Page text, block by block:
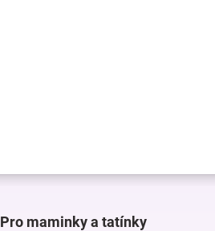
Pro maminky a tatínky